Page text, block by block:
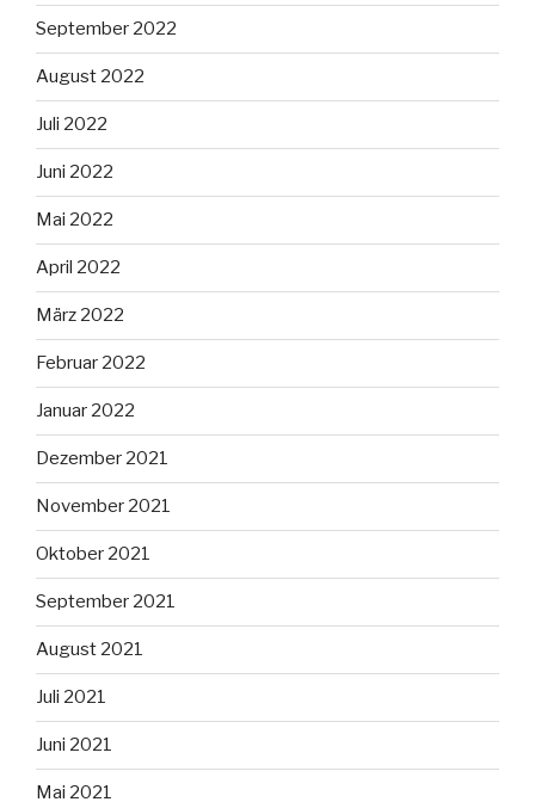
September 2022
August 2022
Juli 2022
Juni 2022
Mai 2022
April 2022
März 2022
Februar 2022
Januar 2022
Dezember 2021
November 2021
Oktober 2021
September 2021
August 2021
Juli 2021
Juni 2021
Mai 2021